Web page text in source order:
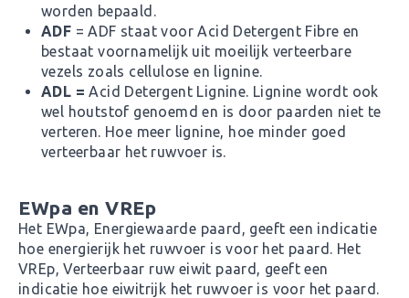
worden bepaald.
ADF = ADF staat voor Acid Detergent Fibre en
bestaat voornamelijk uit moeilijk verteerbare
vezels zoals cellulose en lignine.
ADL =Acid Detergent Lignine. Lignine wordt ook
wel houtstof genoemd en is door paarden niet te
verteren. Hoe meer lignine, hoe minder goed
verteerbaar het ruwvoer is.
EWpa en VREp
Het EWpa, Energiewaarde paard, geeft een indicatie
hoe energierijk het ruwvoer is voor het paard. Het
VREp, Verteerbaar ruw eiwit paard, geeft een
indicatie hoe eiwitrijk het ruwvoer is voor het paard.